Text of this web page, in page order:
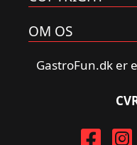
OM OS
GastroFun.dk er